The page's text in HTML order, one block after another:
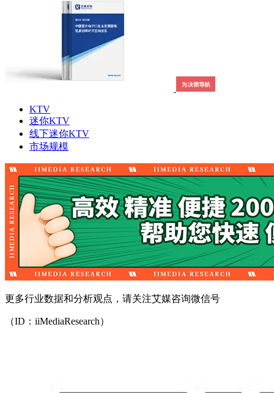
KTV
迷你KTV
线下迷你KTV
市场规模
更多行业数据和分析观点，请关注艾媒咨询微信号
（ID：iiMediaResearch）